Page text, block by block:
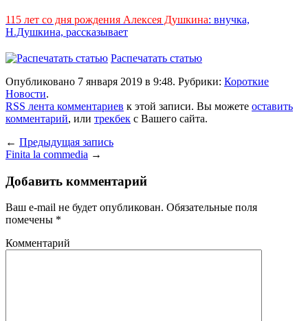
115 лет со дня рождения Алексея Душкина: внучка,
Н.Душкина, рассказывает
Распечатать статью
Опубликовано 7 января 2019 в 9:48. Рубрики: Короткие
Новости.
RSS лента комментариев к этой записи. Вы можете оставить
комментарий, или трекбек с Вашего сайта.
← Предыдущая запись
Finita la commedia →
Добавить комментарий
Ваш e-mail не будет опубликован. Обязательные поля
помечены *
Комментарий